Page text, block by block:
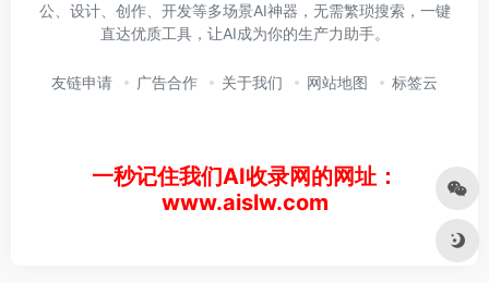
公、设计、创作、开发等多场景AI神器，无需繁琐搜索，一键
直达优质工具，让AI成为你的生产力助手。
友链申请 广告合作 关于我们 网站地图 标签云
一秒记住我们AI收录网的网址：
www.aislw.com